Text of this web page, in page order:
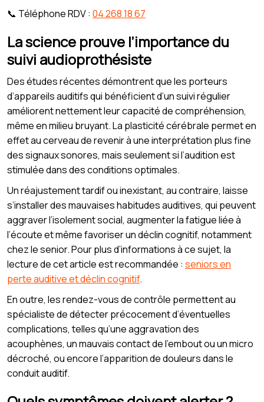
📞 Téléphone RDV : 04 268 18 67
La science prouve l’importance du
suivi audioprothésiste
Des études récentes démontrent que les porteurs
d’appareils auditifs qui bénéficient d’un suivi régulier
améliorent nettement leur capacité de compréhension,
même en milieu bruyant. La plasticité cérébrale permet en
effet au cerveau de revenir à une interprétation plus fine
des signaux sonores, mais seulement si l’audition est
stimulée dans des conditions optimales.
Un réajustement tardif ou inexistant, au contraire, laisse
s’installer des mauvaises habitudes auditives, qui peuvent
aggraver l’isolement social, augmenter la fatigue liée à
l’écoute et même favoriser un déclin cognitif, notamment
chez le senior. Pour plus d’informations à ce sujet, la
lecture de cet article est recommandée : seniors en
perte auditive et déclin cognitif.
En outre, les rendez-vous de contrôle permettent au
spécialiste de détecter précocement d’éventuelles
complications, telles qu’une aggravation des
acouphènes, un mauvais contact de l’embout ou un micro
décroché, ou encore l’apparition de douleurs dans le
conduit auditif.